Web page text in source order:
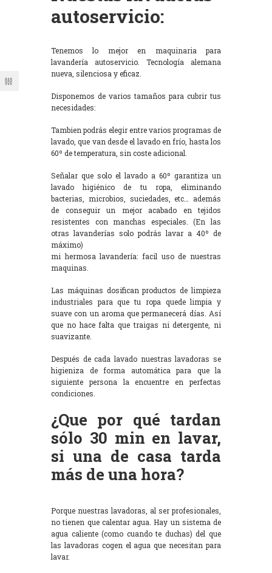
autoservicio:
Tenemos lo mejor en maquinaria para
lavandería autoservicio. Tecnología alemana
nueva, silenciosa y eficaz.
Disponemos de varios tamaños para cubrir tus
necesidades:
Tambien podrás elegir entre varios programas de
lavado, que van desde el lavado en frío, hasta los
60º de temperatura, sin coste adicional.
Señalar que solo el lavado a 60º garantiza un
lavado higiénico de tu ropa, eliminando
bacterias, microbios, suciedades, etc… además
de conseguir un mejor acabado en tejidos
resistentes con manchas especiales. (En las
otras lavanderías solo podrás lavar a 40º de
máximo)
mi hermosa lavandería: facil uso de nuestras
maquinas.
Las máquinas dosifican productos de limpieza
industriales para que tu ropa quede limpia y
suave con un aroma que permanecerá días. Así
que no hace falta que traigas ni detergente, ni
suavizante.
Después de cada lavado nuestras lavadoras se
higieniza de forma automática para que la
siguiente persona la encuentre en perfectas
condiciones.
¿Que por qué tardan
sólo 30 min en lavar,
si una de casa tarda
más de una hora?
Porque nuestras lavadoras, al ser profesionales,
no tienen que calentar agua. Hay un sistema de
agua caliente (como cuando te duchas) del que
las lavadoras cogen el agua que necesitan para
lavar.